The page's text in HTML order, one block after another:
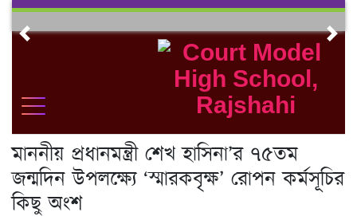
Skip
contentPrevious
মাননীয় প্রধানমন্ত্রী শেখ হাসিনা’র ৭৫তম
জন্মদিন উপলক্ষ্যে ‘স্মারকবৃক্ষ’ রোপন কর্মসূচির
কিছু অংশ